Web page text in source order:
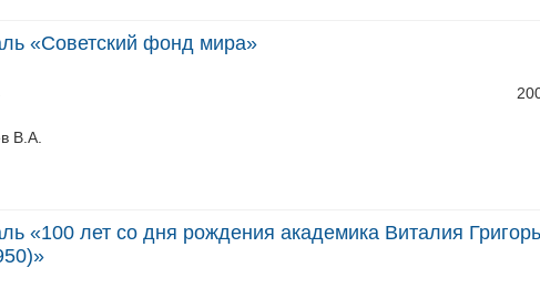
«Советский фонд мира»
В.А.
«100 лет со дня рождения академика Виталия